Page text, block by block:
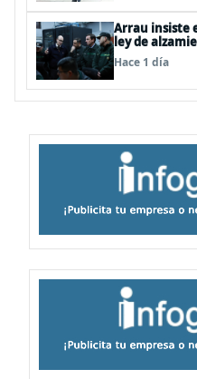
Arrau insiste
ley de
porque ya
Hace 1 día